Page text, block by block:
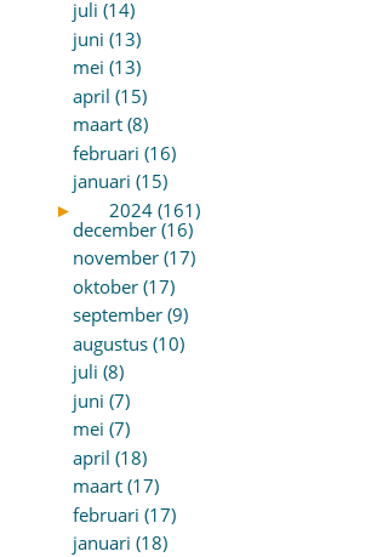
juli (14)
juni (13)
mei (13)
april (15)
maart (8)
februari (16)
januari (15)
►
2024 (161)
december (16)
november (17)
oktober (17)
september (9)
augustus (10)
juli (8)
juni (7)
mei (7)
april (18)
maart (17)
februari (17)
januari (18)